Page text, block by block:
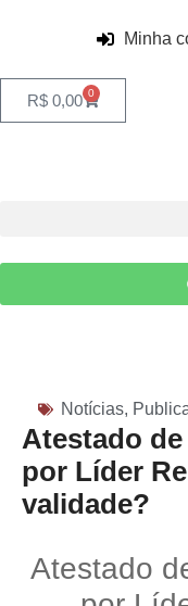
Minha
R$ 0,00 0
Notícias,
Atestado
por Líder
validade?
Atestado